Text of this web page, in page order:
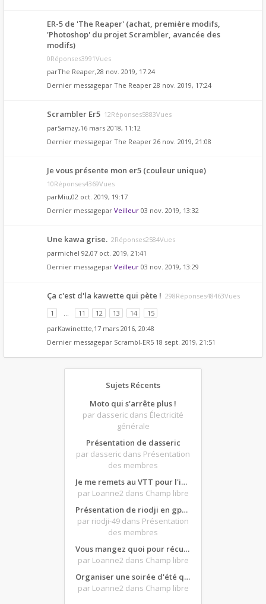
ER-5 de 'The Reaper' (achat, première modifs,
'Photoshop' du projet Scrambler, avancée des
modifs)
0Réponses3991Vues
parThe Reaper,28 nov. 2019, 17:24
Dernier messagepar The Reaper 28 nov. 2019, 17:24
Scrambler Er5 12Réponses5883Vues
parSamzy,16 mars 2018, 11:12
Dernier messagepar The Reaper 26 nov. 2019, 21:08
Je vous présente mon er5 (couleur unique)
10Réponses4369Vues
parMiu,02 oct. 2019, 19:17
Dernier messagepar Veilleur 03 nov. 2019, 13:32
Une kawa grise. 2Réponses2584Vues
parmichel 92,07 oct. 2019, 21:41
Dernier messagepar Veilleur 03 nov. 2019, 13:29
Ça c'est d'la kawette qui pète ! 298Réponses48463Vues
1
… 11 12 13 14
15
parKawinettte,17 mars 2016, 20:48
Dernier messagepar Scrambl-ER5 18 sept. 2019, 21:51
Sujets Récents
Moto qui s'arrête plus !
par dasseric dans Électricité
générale
Présentation de dasseric
par dasseric dans Présentation
des membres
Je me remets au VTT pour l'intersaison, version électrique
par Loanne2 dans Champ libre
Présentation de riodji en gpz500
par riodji-49 dans Présentation
des membres
Vous mangez quoi pour récupérer après une grosse journée de moto ?
par Loanne2 dans Champ libre
Organiser une soirée d'été qui claque : vos bons plans matos ?
par Loanne2 dans Champ libre